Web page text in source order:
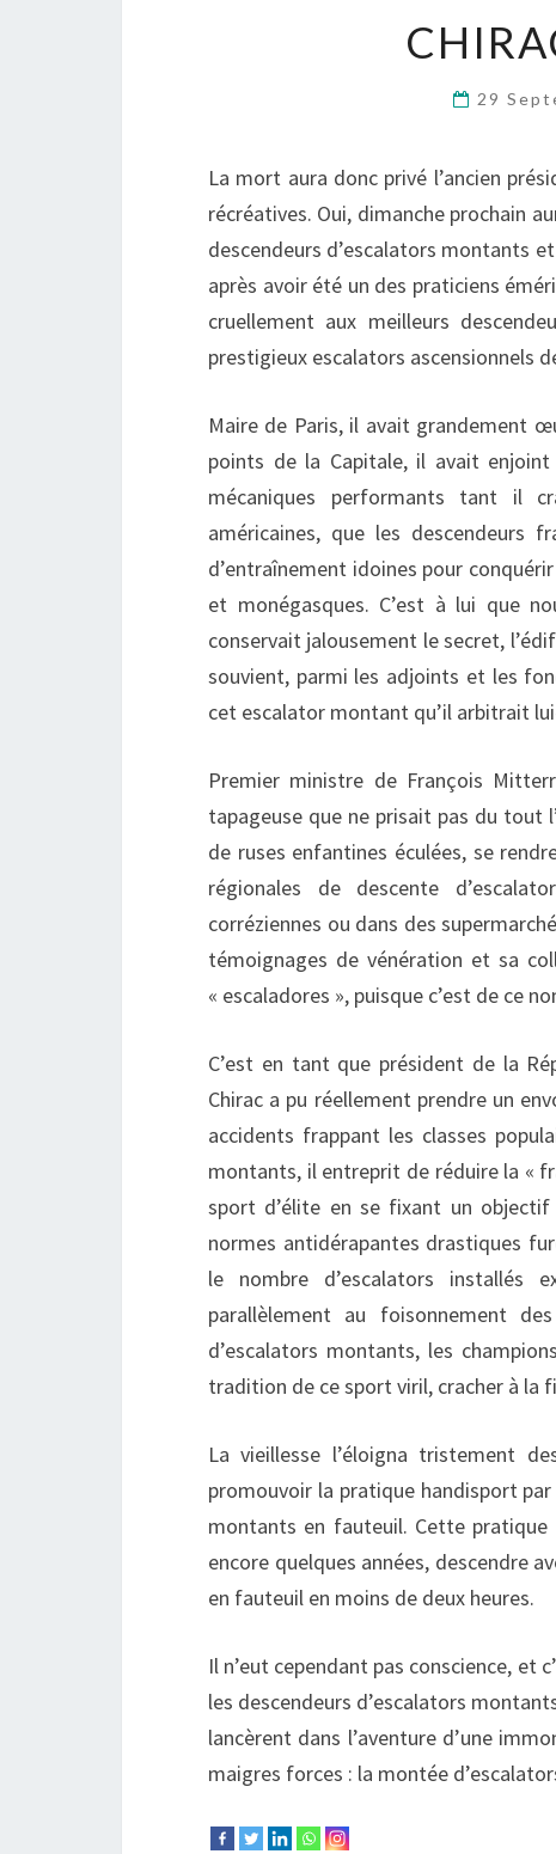
29
La mort aura donc privé l’ancien
récréatives. Oui, dimanche prochain
descendeurs d’escalators montants
après avoir été un des praticiens
cruellement aux meilleurs
prestigieux escalators ascensionnels
Maire de Paris, il avait grandement
points de la Capitale, il avait enjoint
mécaniques performants tant il
américaines, que les descendeurs
d’entraînement idoines pour
et monégasques. C’est à lui que
conservait jalousement le secret,
souvient, parmi les adjoints et les
cet escalator montant qu’il arbitrait
Premier ministre de François
tapageuse que ne prisait pas du tout
de ruses enfantines éculées, se
régionales de descente
corréziennes ou dans des
témoignages de vénération et sa
« escaladores », puisque c’est de ce
C’est en tant que président de la
Chirac a pu réellement prendre un
accidents frappant les classes
montants, il entreprit de réduire la «
sport d’élite en se fixant un
normes antidérapantes drastiques
le nombre d’escalators installés
parallèlement au foisonnement
d’escalators montants, les
tradition de ce sport viril, cracher à la
La vieillesse l’éloigna tristement
promouvoir la pratique handisport
montants en fauteuil. Cette
encore quelques années, descendre
en fauteuil en moins de deux heures.
Il n’eut cependant pas conscience, et
les descendeurs d’escalators
lancèrent dans l’aventure d’une
maigres forces : la montée